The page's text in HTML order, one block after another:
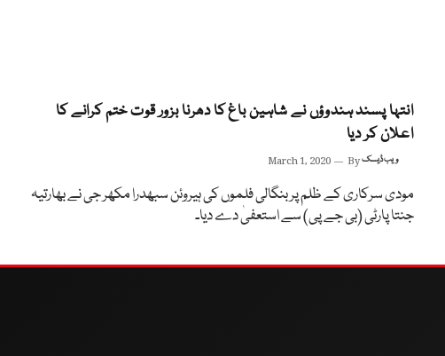
انتہا پسند ہندوؤں نے شاہین باغ کا دھرنا بزور قوت ختم کرانے کا
اعلان کر دیا
March 1, 2020 Byویب ڈیسک
مودی سرکاری کے ظلم پر بنگالی فلموں کی ہیروئن سبھدرا مکھر جی نے بھارتیہ
جنتا پارٹی (بی جے پی) سے استعفیٰ دے دیا۔